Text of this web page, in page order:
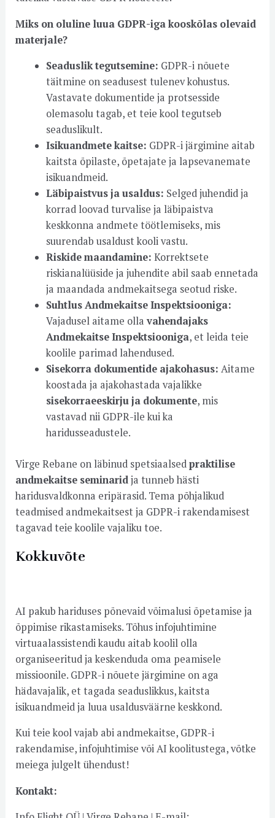
Miks on oluline luua GDPR-iga kooskõlas olevaid
materjale?
Seaduslik tegutsemine: GDPR-i nõuete
täitmine on seadusest tulenev kohustus.
Vastavate dokumentide ja protsesside
olemasolu tagab, et teie kool tegutseb
seaduslikult.
Isikuandmete kaitse: GDPR-i järgimine aitab
kaitsta õpilaste, õpetajate ja lapsevanemate
isikuandmeid.
Läbipaistvus ja usaldus: Selged juhendid ja
korrad loovad turvalise ja läbipaistva
keskkonna andmete töötlemiseks, mis
suurendab usaldust kooli vastu.
Riskide maandamine: Korrektsete
riskianalüüside ja juhendite abil saab ennetada
ja maandada andmekaitsega seotud riske.
Suhtlus Andmekaitse Inspektsiooniga:
Vajadusel aitame olla vahendajaks
Andmekaitse Inspektsiooniga, et leida teie
koolile parimad lahendused.
Sisekorra dokumentide ajakohasus: Aitame
koostada ja ajakohastada vajalikke
sisekorraeeskirju ja dokumente, mis
vastavad nii GDPR-ile kui ka
haridusseadustele.
Virge Rebane on läbinud spetsiaalsedpraktilise
andmekaitse seminaridja tunneb hästi
haridusvaldkonna eripärasid. Tema põhjalikud
teadmised andmekaitsest ja GDPR-i rakendamisest
tagavad teie koolile vajaliku toe.
Kokkuvõte
AI pakub hariduses põnevaid võimalusi õpetamise ja
õppimise rikastamiseks. Tõhus infojuhtimine
virtuaalassistendi kaudu aitab koolil olla
organiseeritud ja keskenduda oma peamisele
missioonile. GDPR-i nõuete järgimine on aga
hädavajalik, et tagada seaduslikkus, kaitsta
isikuandmeid ja luua usaldusväärne keskkond.
Kui teie kool vajab abi andmekaitse, GDPR-i
rakendamise, infojuhtimise või AI koolitustega, võtke
meiega julgelt ühendust!
Kontakt: